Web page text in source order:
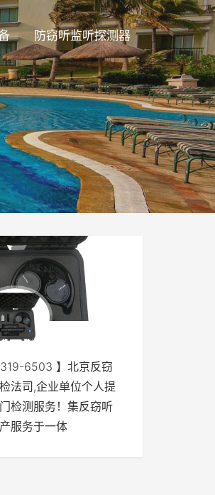
防窃听监听探测器
6503 】北京反窃
法司,企业单位个人提
检测服务！集反窃听
服务于一体